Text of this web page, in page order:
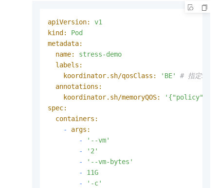
apiVersion:
v1
kind:
Pod
metadata:
name:
stress-demo
labels:
koordinator.sh/qosClass:
'BE'
# 指定
annotations:
koordinator.sh/memoryQOS:
'{"policy":
spec:
containers:
-
args:
-
'--vm'
-
'2'
-
'--vm-bytes'
-
11G
-
'-c'